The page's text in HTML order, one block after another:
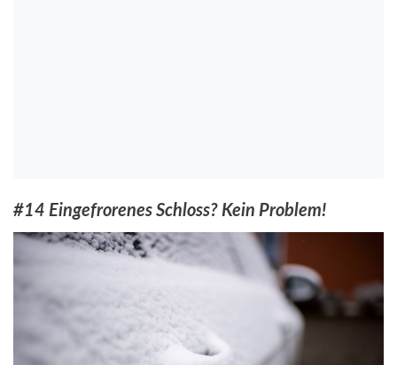
#14 Eingefrorenes Schloss? Kein Problem!